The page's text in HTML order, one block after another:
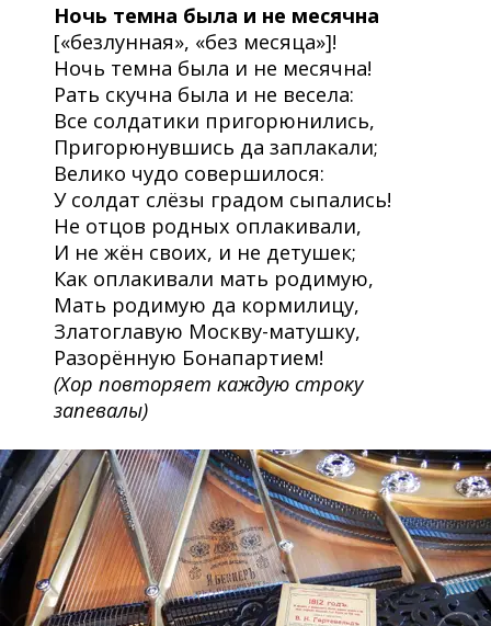
Ночь темна была и не месячна
[«безлунная», «без месяца»]!
Ночь темна была и не месячна!
Рать скучна была и не весела:
Все солдатики пригорюнились,
Пригорюнувшись да заплакали;
Велико чудо совершилося:
У солдат слёзы градом сыпались!
Не отцов родных оплакивали,
И не жён своих, и не детушек;
Как оплакивали мать родимую,
Мать родимую да кормилицу,
Златоглавую Москву-матушку,
Разорённую Бонапартием!
(Хор повторяет каждую строку
запевалы)